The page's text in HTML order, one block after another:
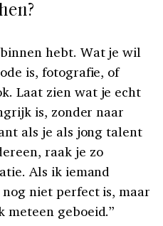
hebt. Wat je wil
is, fotografie, of
Laat zien wat je echt
is, zonder naar
als je als jong talent
raak je zo
Als ik iemand
niet perfect is, maar
geboeid.”